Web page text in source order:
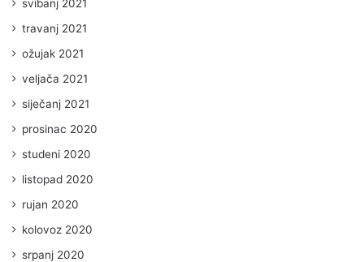
svibanj 2021
travanj 2021
ožujak 2021
veljača 2021
siječanj 2021
prosinac 2020
studeni 2020
listopad 2020
rujan 2020
kolovoz 2020
srpanj 2020